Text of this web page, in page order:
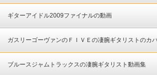
ギターアイドル2009ファイナルの動画
ガスリーゴーヴァンのＦＩＶＥの凄腕ギタリストのカ
ブルースジャムトラックスの凄腕ギタリスト動画集